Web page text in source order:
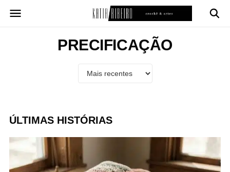
para
PRECIFICAÇÃO
ÚLTIMAS HISTÓRIAS